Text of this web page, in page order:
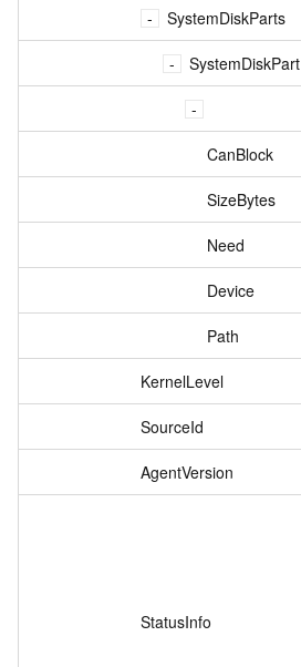
SystemDiskParts
SystemDiskPart
CanBlock
SizeBytes
Need
Device
Path
KernelLevel
SourceId
AgentVersion
StatusInfo